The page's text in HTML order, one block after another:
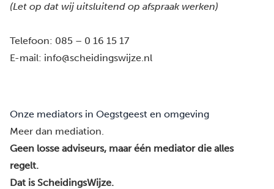
(Let op dat wij uitsluitend op afspraak werken)
Telefoon: 085 – 0 16 15 17
E-mail: info@scheidingswijze.nl
Onze mediators in Oegstgeest en omgeving
Meer dan mediation.
Geen losse adviseurs, maar één mediator die alles
regelt.
Dat is ScheidingsWijze.